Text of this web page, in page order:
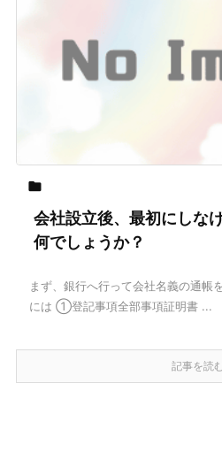

会社設立後、最初にしな
何でしょうか？
まず、銀行へ行って会社名義の通帳
には ①登記事項全部事項証明書 ...
記事を読